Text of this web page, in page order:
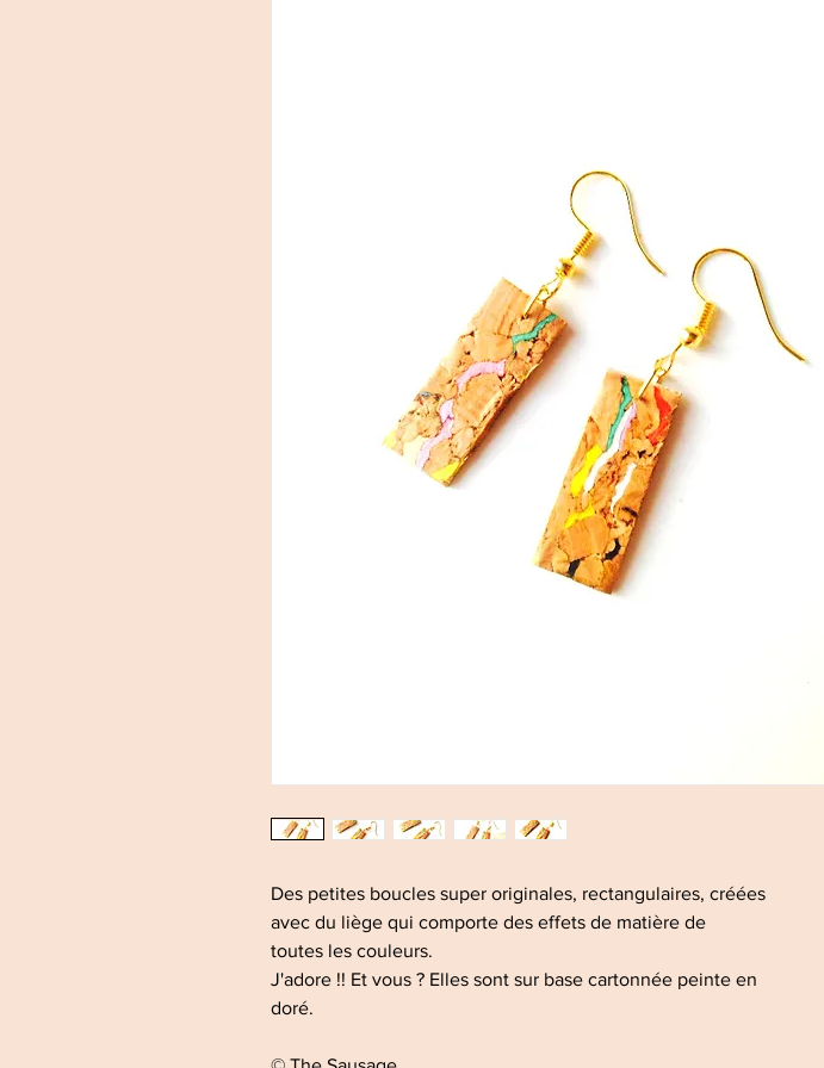
Des petites boucles super originales, rectangulaires, créées
avec du liège qui comporte des effets de matière de
toutes les couleurs.
J'adore !! Et vous ? Elles sont sur base cartonnée peinte en
doré.